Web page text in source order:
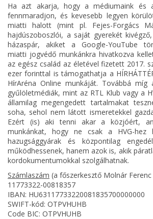
Ha azt akarja, hogy a médiumaink és
fennmaradjon, és kevesebb legyen
miatti halott (mint pl. Fejes-Forgács
hajdúszoboszlói, a saját gyerekét
házaspár, akiket a Google-YouTube
miatti jogvédő munkánkra hivatkozva
az egész család az életével fizetett 2017.
ezer forinttal is támogathatja a
HírAréna Online munkáját. Továbbá
gyűlöletmédiák, mint az RTL Klub vagy a
államilag megengedett tartalmakat
soha, sehol nem látott ismeretekkel
Ezért (is) aki tenni akar a közjóért,
munkánkat, hogy ne csak a HVG-hez
hazugsággyárak és központilag
működhessenek, hanem azok is, akik
kordokumentumokkal szolgálhatnak.
Számlaszám (a főszerkesztő Molnár
11773322-00818357
IBAN: HU63117733220081835700000000
SWIFT-kód: OTPVHUHB
Code BIC: OTPVHUHB